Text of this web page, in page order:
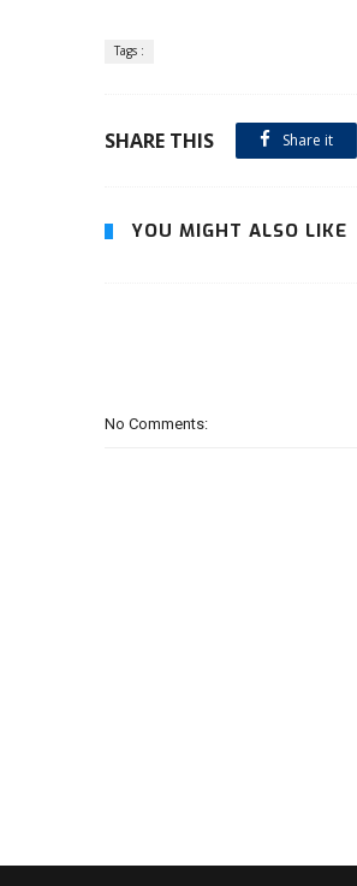
Tags :
SHARE THIS Share it
YOU MIGHT ALSO LIKE
No Comments: